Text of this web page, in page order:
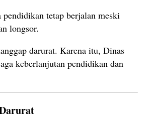
tetap berjalan meski
longsor.
darurat. Karena itu, Dinas
keberlanjutan pendidikan dan